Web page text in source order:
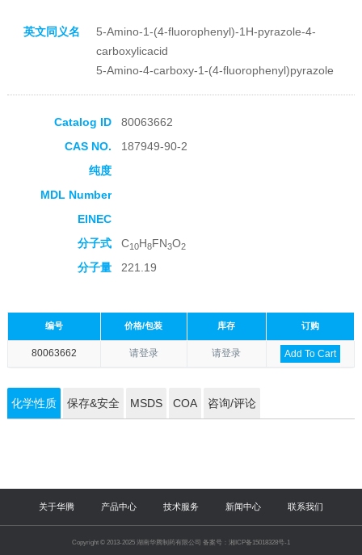
英文同义名
5-Amino-1-(4-fluorophenyl)-1H-pyrazole-4-
carboxylicacid
5-Amino-4-carboxy-1-(4-fluorophenyl)pyrazole
Catalog ID
80063662
CAS NO.
187949-90-2
纯度
MDL Number
EINEC
分子式
C10H8FN3O2
分子量 221.19
编号 价格/包装 库存 订购
80063662 请登录 请登录 Add To Cart
化学性质 保存&安全 MSDS COA 咨询/评论
关于华腾 产品中心 技术服务 新闻中心 联系我们
Copyright © 2013-2025 湖南华腾制药有限公司 备案号：湘ICP备15018328号-1